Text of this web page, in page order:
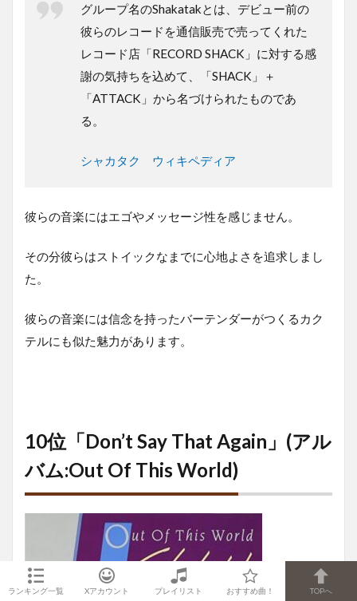
グループ名のShakatakとは、デビュー前の
彼らのレコードを通信販売で売ってくれた
レコード店「RECORD SHACK」に対する感
謝の気持ちを込めて、「SHACK」＋
「ATTACK」から名づけられたものであ
る。
シャカタク ウィキペディア
彼らの音楽にはエゴやメッセージ性を感じません。
その分彼らはストイックなまでに心地よさを追求しまし
た。
彼らの音楽には信念を持ったバーテンダーがつくるカク
テルにも似た魅力があります。
10位「Don’t Say That Again」(アル
バム:Out Of This World)
ランキング一覧 Xアカウント プレイリスト おすすめ曲！ TOPへ